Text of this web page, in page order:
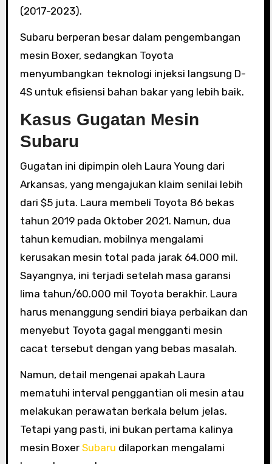
(2017-2023).
Subaru berperan besar dalam pengembangan
mesin Boxer, sedangkan Toyota
menyumbangkan teknologi injeksi langsung D-
4S untuk efisiensi bahan bakar yang lebih baik.
Kasus Gugatan Mesin
Subaru
Gugatan ini dipimpin oleh Laura Young dari
Arkansas, yang mengajukan klaim senilai lebih
dari $5 juta. Laura membeli Toyota 86 bekas
tahun 2019 pada Oktober 2021. Namun, dua
tahun kemudian, mobilnya mengalami
kerusakan mesin total pada jarak 64.000 mil.
Sayangnya, ini terjadi setelah masa garansi
lima tahun/60.000 mil Toyota berakhir. Laura
harus menanggung sendiri biaya perbaikan dan
menyebut Toyota gagal mengganti mesin
cacat tersebut dengan yang bebas masalah.
Namun, detail mengenai apakah Laura
mematuhi interval penggantian oli mesin atau
melakukan perawatan berkala belum jelas.
Tetapi yang pasti, ini bukan pertama kalinya
mesin Boxer Subaru dilaporkan mengalami